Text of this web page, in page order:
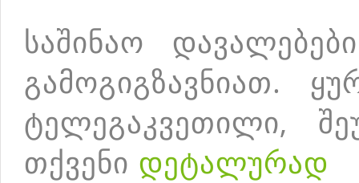
საშინაო
გამოგიგზავნიათ.
ტელეგაკვეთილი,
თქვენი დეტალურად